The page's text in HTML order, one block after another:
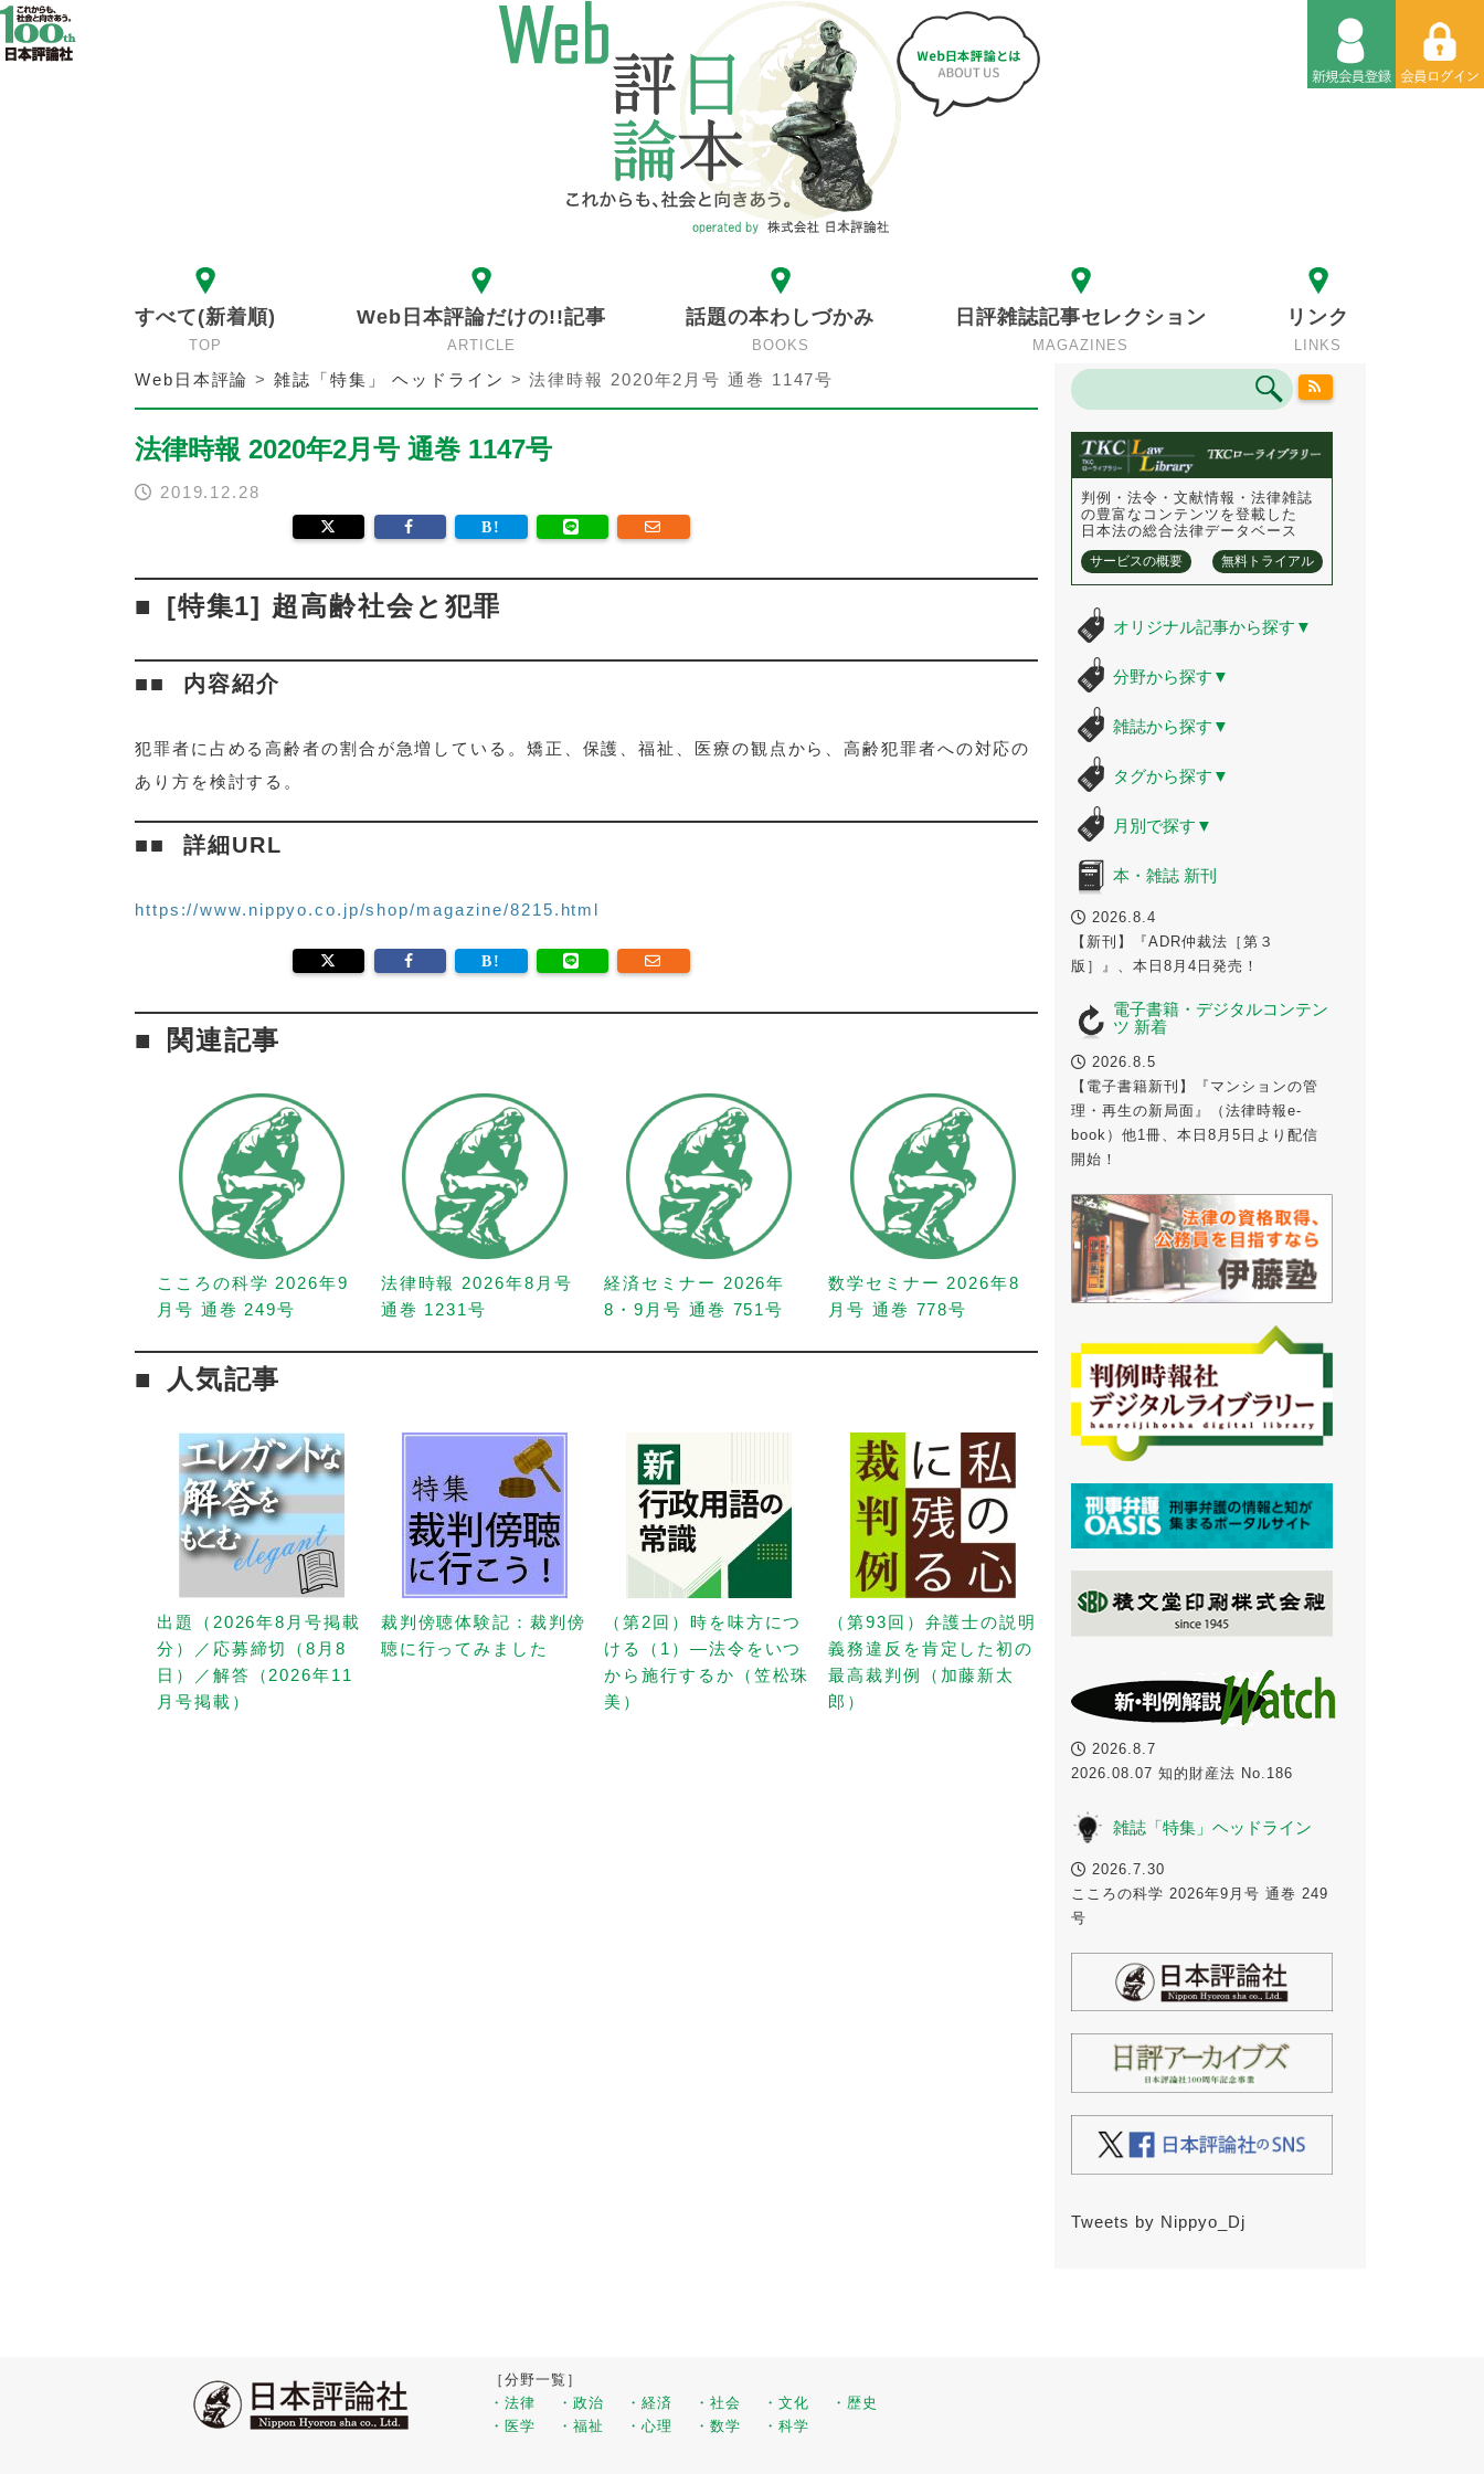
すべて(新着順)
TOP
Web日本評論だけの!!記事
ARTICLE
話題の本わしづかみ
BOOKS
日評雑誌記事セレクション
MAGAZINES
リンク
LINKS
Web日本評論 >雑誌「特集」 ヘッドライン >法律時報 2020年2月号 通巻 1147号
法律時報 2020年2月号 通巻 1147号
2019.12.28
[特集1] 超高齢社会と犯罪
内容紹介
犯罪者に占める高齢者の割合が急増している。矯正、保護、福祉、医療の観点から、高齢犯罪者への対応の
あり方を検討する。
詳細URL
https://www.nippyo.co.jp/shop/magazine/8215.html
関連記事
こころの科学 2026年9
月号 通巻 249号
法律時報 2026年8月号
通巻 1231号
経済セミナー 2026年
8・9月号 通巻 751号
数学セミナー 2026年8
月号 通巻 778号
人気記事
出題（2026年8月号掲載
分）／応募締切（8月8
日）／解答（2026年11
月号掲載）
裁判傍聴体験記：裁判傍
聴に行ってみました
（第2回）時を味方につ
ける（1）—法令をいつ
から施行するか（笠松珠
美）
（第93回）弁護士の説明
義務違反を肯定した初の
最高裁判例（加藤新太
郎）
判例・法令・文献情報・法律雑誌
の豊富なコンテンツを登載した
日本法の総合法律データベース
サービスの概要 無料トライアル
オリジナル記事から探す ▼
分野から探す ▼
雑誌から探す ▼
タグから探す ▼
月別で探す ▼
本・雑誌 新刊
2026.8.4
【新刊】『ADR仲裁法［第３
版］』、本日8月4日発売！
電子書籍・デジタルコンテン
ツ 新着
2026.8.5
【電子書籍新刊】『マンションの管
理・再生の新局面』（法律時報e-
book）他1冊、本日8月5日より配信
開始！
2026.8.7
2026.08.07 知的財産法 No.186
雑誌「特集」ヘッドライン
2026.7.30
こころの科学 2026年9月号 通巻 249
号
Tweets by Nippyo_Dj
［分野一覧］
・法律
・政治 ・経済 ・社会 ・文化
・歴史
・医学
・福祉 ・心理 ・数学 ・科学